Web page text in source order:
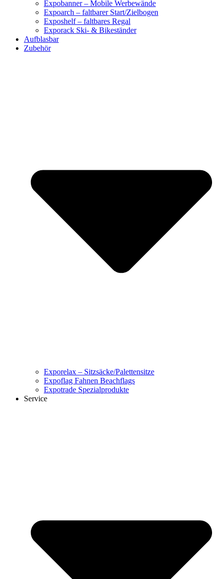
Expobanner – Mobile Werbewände
Expoarch – faltbarer Start/Zielbogen
Exposhelf – faltbares Regal
Exporack Ski- & Bikeständer
Aufblasbar
Zubehör
Exporelax – Sitzsäcke/Palettensitze
Expoflag Fahnen Beachflags
Expotrade Spezialprodukte
Service